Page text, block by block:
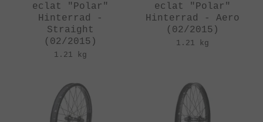
eclat "Polar"
Hinterrad -
Straight
(02/2015)
1.21 kg
eclat "Polar"
Hinterrad - Aero
(02/2015)
1.21 kg